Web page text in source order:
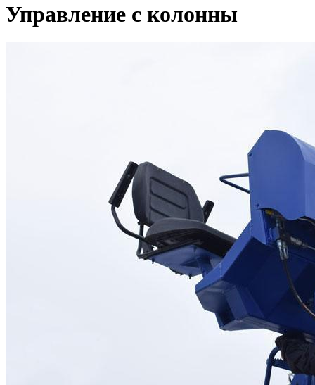
Управление с колонны